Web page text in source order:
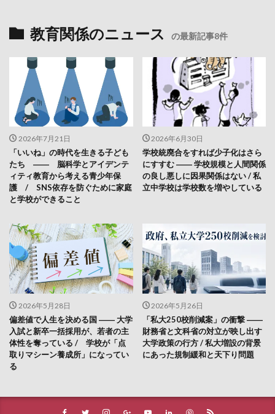
教育関係のニュース の最新記事8件
2026年7月21日
「いいね」の時代を生きる子ども
たち ―― 脳科学とアイデンテ
ィティ教育から考える青少年保
護 / SNS依存を防ぐために家庭
と学校ができること
2026年6月30日
学校統廃合をすれば少子化はさら
にすすむ ―― 学校規模と人間関係
の良し悪しに因果関係はない / 私
立中学校は学校数を増やしている
2026年5月28日
偏差値で人生を決める国 ―― 大学
入試と新卒一括採用が、若者の主
体性を奪っている / 学校が「点
取りマシーン養成所」になってい
る
2026年5月26日
「私大250校削減案」の衝撃 ――
財務省と文科省の対立が映し出す
大学政策の行方 / 私大増設の背景
にあった規制緩和と天下り問題